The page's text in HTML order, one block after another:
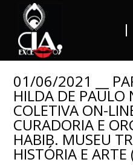
01/06/2021 __
HILDA DE PAULO
COLETIVA ON-
CURADORIA E
HABIB. MUSEU
HISTÓRIA E